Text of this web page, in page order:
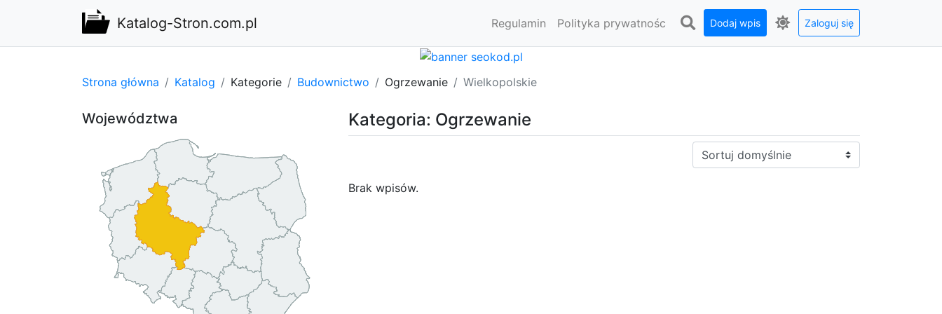
Katalog-Stron.com.pl Regulamin Polityka prywatnośc Dodaj wpis Zaloguj się
Strona główna Katalog Kategorie Budownictwo Ogrzewanie Wielkopolskie
Kategoria: Ogrzewanie
Sortuj:
Brak wpisów.
Województwa